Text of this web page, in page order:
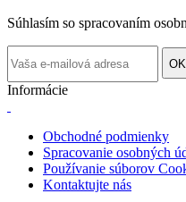
Súhlasím so spracovaním
OK
Informácie
Obchodné podmienky
Spracovanie osobných
Používanie súborov
Kontaktujte nás